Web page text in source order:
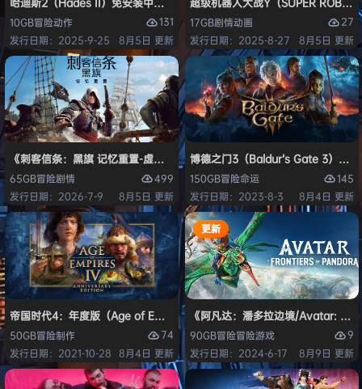
10GB冒险动作
131
发行日期：2025-9-25
8月5日 更新
17GB剧情动画
27
发行日期：2025-8-27
8月5日 更新
《刺客信条：黑旗 记忆重置-虚拟机版/Assassin’s Creed Black Flag
65GB冒险剧情
499
发行日期：2026-7-9
8月5日 更新
博德之门3（Baldur’s Gate 3）免安
150GB冒险命运
145
发行日期：2023-8-3
8月4日 更新
帝国时代4：年度版（Age of Empires IV: Anniversary Edition）免安装
50GB冒险制作
74
发行日期：2021-10-28 8月4日 更新
更新
《阿凡达：潘多拉边境/Avatar:
90GB冒险冒险游戏
9
发行日期：2024-6-17
8月9日 更新